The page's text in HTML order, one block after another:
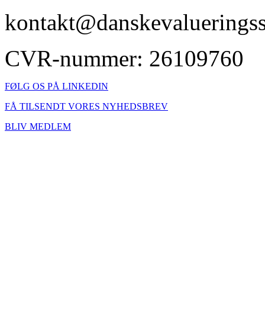
CVR-nummer: 26109760
FØLG OS PÅ LINKEDIN
FÅ TILSENDT VORES NYHEDSBREV
BLIV MEDLEM